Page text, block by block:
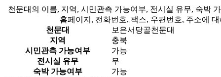
천문대의 이름, 지역, 시민관측 가능여부, 전시실 유무, 숙박
홈페이지, 전화번호, 팩스, 우편번호, 주소에
천문대
보은서당골천문대
지역
충북
시민관측 가능여부
가능
전시실 유무
무
숙박 가능여부
가능